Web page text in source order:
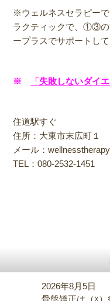
※ウェルネスセラピー
ラクティックで、①③の
ープラスでサポートして
※ 「失敗しないダイ
住道駅すぐ
住所：大東市末広町１
メール：
TEL：080-2532-1451
2026年8月5日